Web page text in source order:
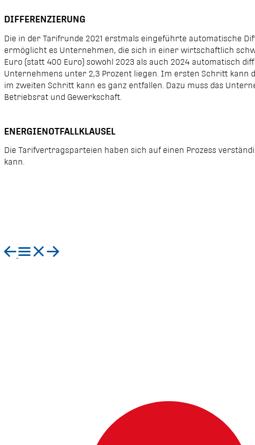
DIFFERENZIERUNG
Die in der Tarifrunde 2021 erstmals eingeführte automatische
ermöglicht es Unternehmen, die sich in einer wirtschaftlich
Euro (statt 400 Euro) sowohl 2023 als auch 2024 automatisch
Unter­nehmens unter 2,3 Prozent liegen. Im ersten Schritt kann
im zweiten Schritt kann es ganz entfallen. Dazu muss das
Betriebsrat und Gewerkschaft.
ENERGIENOTFALLKLAUSEL
Die Tarifvertragsparteien haben sich auf einen Prozess
kann.